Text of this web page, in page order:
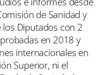
de Sanidad y
Diputados con 2
en 2018 y
internacionales en
Superior, ni el